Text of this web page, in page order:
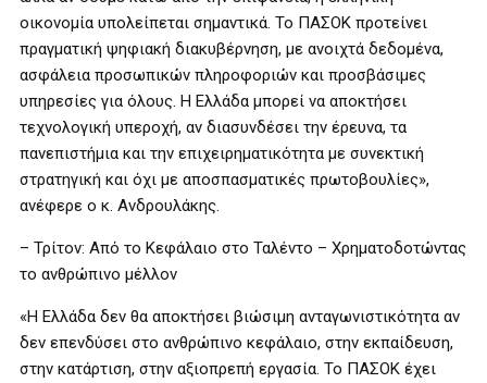
οικονομία υπολείπεται σημαντικά. Το ΠΑΣΟΚ προτείνει
πραγματική ψηφιακή διακυβέρνηση, με ανοιχτά δεδομένα,
ασφάλεια προσωπικών πληροφοριών και προσβάσιμες
υπηρεσίες για όλους. Η Ελλάδα μπορεί να αποκτήσει
τεχνολογική υπεροχή, αν διασυνδέσει την έρευνα, τα
πανεπιστήμια και την επιχειρηματικότητα με συνεκτική
στρατηγική και όχι με αποσπασματικές πρωτοβουλίες»,
ανέφερε ο κ. Ανδρουλάκης.
– Τρίτον: Από το Κεφάλαιο στο Ταλέντο – Χρηματοδοτώντας
το ανθρώπινο μέλλον
«Η Ελλάδα δεν θα αποκτήσει βιώσιμη ανταγωνιστικότητα αν
δεν επενδύσει στο ανθρώπινο κεφάλαιο, στην εκπαίδευση,
στην κατάρτιση, στην αξιοπρεπή εργασία. Το ΠΑΣΟΚ έχει